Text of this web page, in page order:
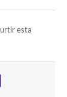
esta